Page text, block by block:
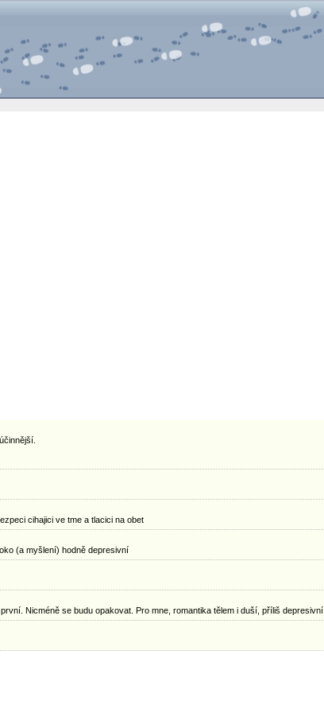
cihajici ve tme a tlacici na obet
(a myšlení) hodně depresivní
Nicméně se budu opakovat. Pro mne, romantika tělem i duší, příliš depresivní.